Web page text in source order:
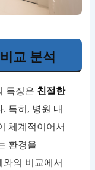
교 분석
특징은 친절한
특히, 병원 내
체계적이어서
환경을
의 비교에서